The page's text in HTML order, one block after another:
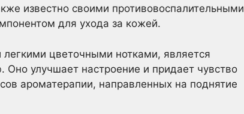
известно своими противовоспалительными
для ухода за кожей.
цветочными нотками, является
улучшает настроение и придает чувство
ароматерапии, направленных на поднятие